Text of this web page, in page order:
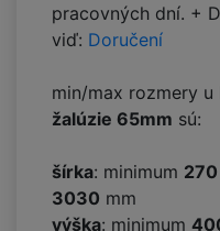
pracovných dní. +
viď: Doručení
min/max rozmery u
žalúzie 65mm sú:
šírka: minimum 270
3030 mm
výška: minimum